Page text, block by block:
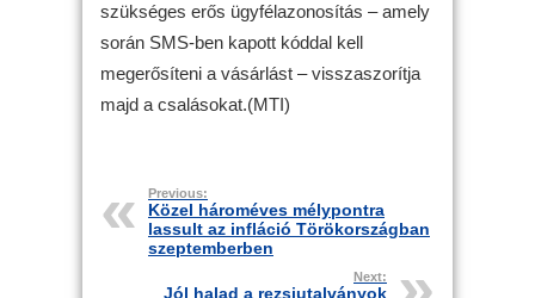
szükséges erős ügyfélazonosítás – amely
során SMS-ben kapott kóddal kell
megerősíteni a vásárlást – visszaszorítja
majd a csalásokat.(MTI)
Previous:
Közel hároméves mélypontra
lassult az infláció Törökországban
szeptemberben
Next:
Jól halad a rezsiutalványok